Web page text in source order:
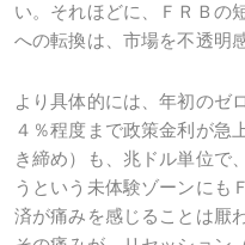
い。それほどに、ＦＲＢの
への転換は、市場を不透明
より具体的には、年初のゼ
４％程度まで政策金利が急
き締め）も、兆ドル単位で
うという未体験ゾーンにも
済が痛みを感じることは厭